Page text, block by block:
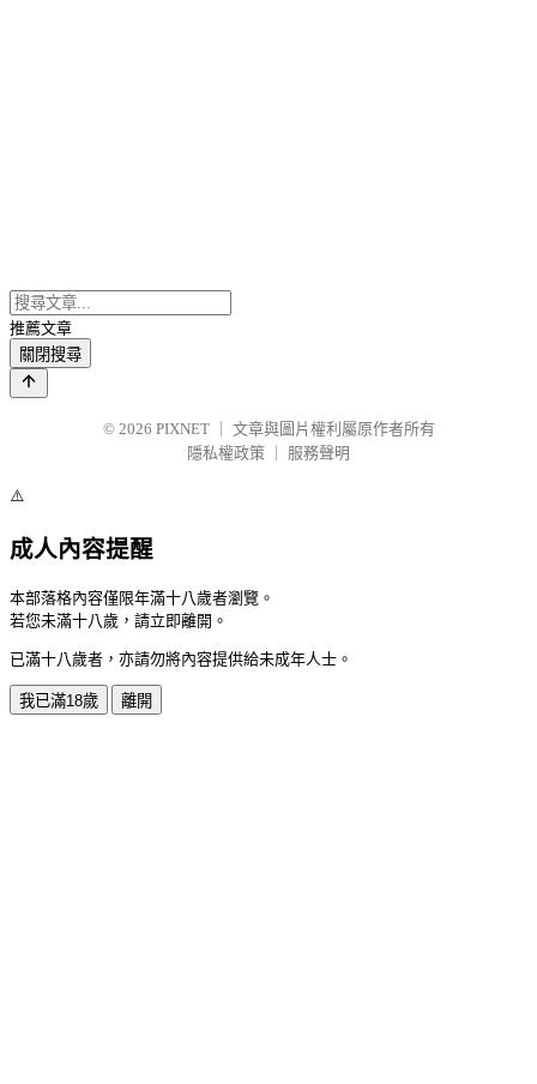
推薦文章
關閉搜尋
© 2026 PIXNET
文章與圖片權利屬原作者所有
隱私權政策
服務聲明
⚠️
成人內容提醒
本部落格內容僅限年滿十八歲者瀏覽。
若您未滿十八歲，請立即離開。
已滿十八歲者，亦請勿將內容提供給未成年人士。
我已滿18歲 離開